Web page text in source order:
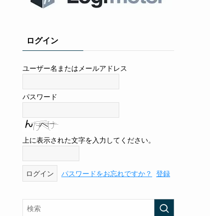
ログイン
ユーザー名またはメールアドレス
パスワード
上に表示された文字を入力してください。
パスワードをお忘れですか？ 登録